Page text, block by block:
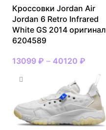
Кроссовки Jordan Air
Jordan 6 Retro Infrared
White GS 2014 оригинал
6204589
13099 ₽ – 40120 ₽